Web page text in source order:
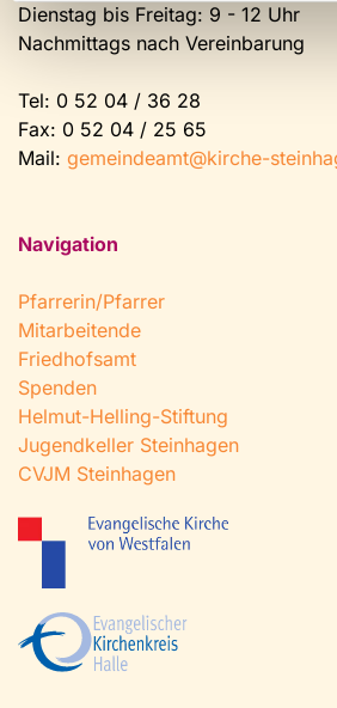
Dienstag bis Freitag: 9 - 12 Uhr
Nachmittags nach Vereinbarung
Tel: 0 52 04 / 36 28
Fax: 0 52 04 / 25 65
Mail: gemeindeamt@kirche-
Navigation
Pfarrerin/Pfarrer
Mitarbeitende
Friedhofsamt
Spenden
Helmut-Helling-Stiftung
Jugendkeller Steinhagen
CVJM Steinhagen